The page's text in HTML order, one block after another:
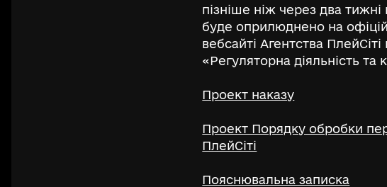
пізніше ніж через два
буде оприлюднено на
вебсайті Агентства
«Регуляторна діяльність та
Проект наказу
Проект Порядку обробки
ПлейСіті
Пояснювальна записка